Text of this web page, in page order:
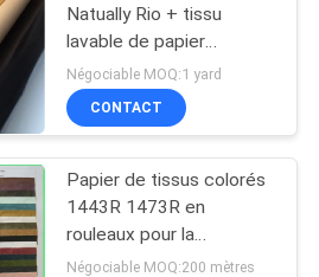
Natually Rio + tissu
lavable de papier
d'emballage d'or pour le
sac d'usine
Négociable MOQ:1 yard
CONTACT
Papier de tissus colorés
1443R 1473R en
rouleaux pour la
fabrication de
Négociable MOQ:200 mètres